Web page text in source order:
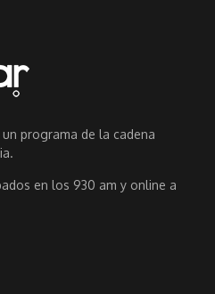
programa de la cadena
en los 930 am y online a